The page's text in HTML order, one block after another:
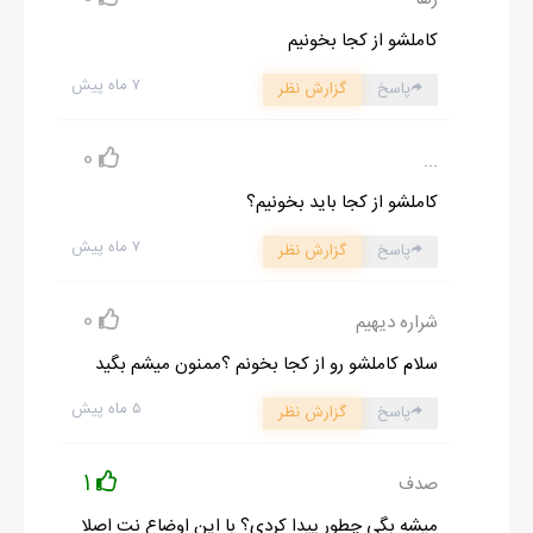
ذات خرابي داشت... من كيوانو از خيلي وقت پيش ميشناختم. حالا چرا
شكيلا حاضر به ازدواج با اون اژدهاي سه سر شد، علتشو هيچ وقت
زدم. ميدونستم با اين كه پاهاش دارن زير فشار هيكل چارشونه م و
پايه هاي مبل قلم ميشن، جرات اعتراض كردن بيشتري نداره... چون
ميچزوندمش. از طريق زبونم گرفته تا نيشگوناي محكم از بازوش. تا
حرف ميزد، بهش ميگفتم بچه ننه. از دستم ذله شده بود!! در كل بهتره
بگم، وقتي خوانواده ي عتيقم هوس ديدن من به سرشون ميزد، منم
كودك درونم بدجوري فعال ميشد. اينجا بود كه هر كس سر به سرم
ميذاشت بد ميديد... تنها كسي كه از پسش بر نميومدم خاله شوكت
بود. بيشتر احترام گيس سفيدشو نگه ميداشتم. هر چي بود من يه
-باشه، خوب بخوابي.
صداي شب به خير گفتن همه بلند شد و من به سرعت به پشت سرم
کاملشو از کجا بخونیم
۷ ماه پیش پاسخ گزارش نظر
...
0
کاملشو از کجا باید بخونیم؟
۷ ماه پیش پاسخ گزارش نظر
شراره دیهیم 0
سلام کاملشو رو از کجا بخونم ؟ممنون میشم بگید
۵ ماه پیش پاسخ گزارش نظر
صدف 1
میشه بگی چطور پیدا کردی؟ با این اوضاع نت اصلا